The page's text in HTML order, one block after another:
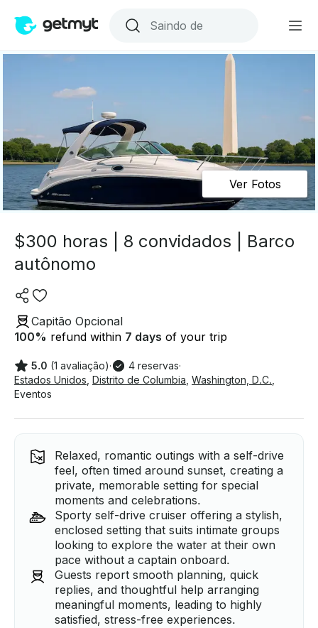
Ver Fotos
$300 horas | 8 convidados | Barco
autônomo
Capitão Opcional
100% refund within 7 days of your trip
5.0 (1 avaliação)· 4 reservas·
Estados Unidos Distrito de Columbia Washington, D.C.
Eventos
Relaxed, romantic outings with a self-drive
feel, often timed around sunset, creating a
private, memorable setting for special
moments and celebrations.
Sporty self-drive cruiser offering a stylish,
enclosed setting that suits intimate groups
looking to explore the water at their own
pace without a captain onboard.
Guests report smooth planning, quick
replies, and thoughtful help arranging
meaningful moments, leading to highly
satisfied, stress-free experiences.